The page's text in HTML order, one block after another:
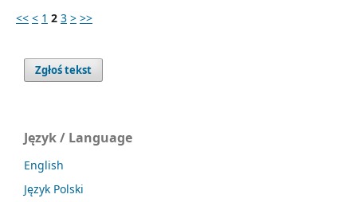
<< < 1 2 3 > >>
Zgłoś tekst
Język / Language
English
Język Polski